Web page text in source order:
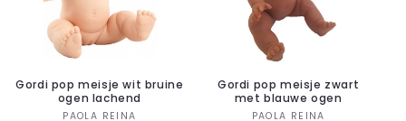
Gordi pop meisje wit bruine
ogen lachend
PAOLA REINA
Gordi pop meisje zwart
met blauwe ogen
PAOLA REINA